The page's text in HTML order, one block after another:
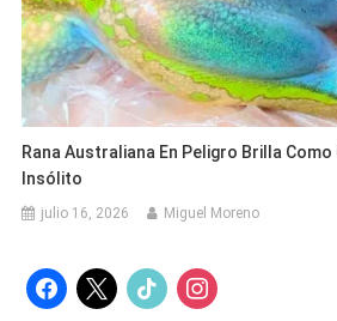
Rana Australiana En Peligro Brilla Como
Insólito
julio 16, 2026 Miguel Moreno
facebook
x tiktok instagram